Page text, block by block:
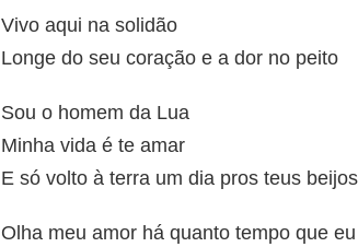
Vivo aqui na solidão
Longe do seu coração e a dor no peito
Sou o homem da Lua
Minha vida é te amar
E só volto à terra um dia pros teus beijos
Olha meu amor há quanto tempo que